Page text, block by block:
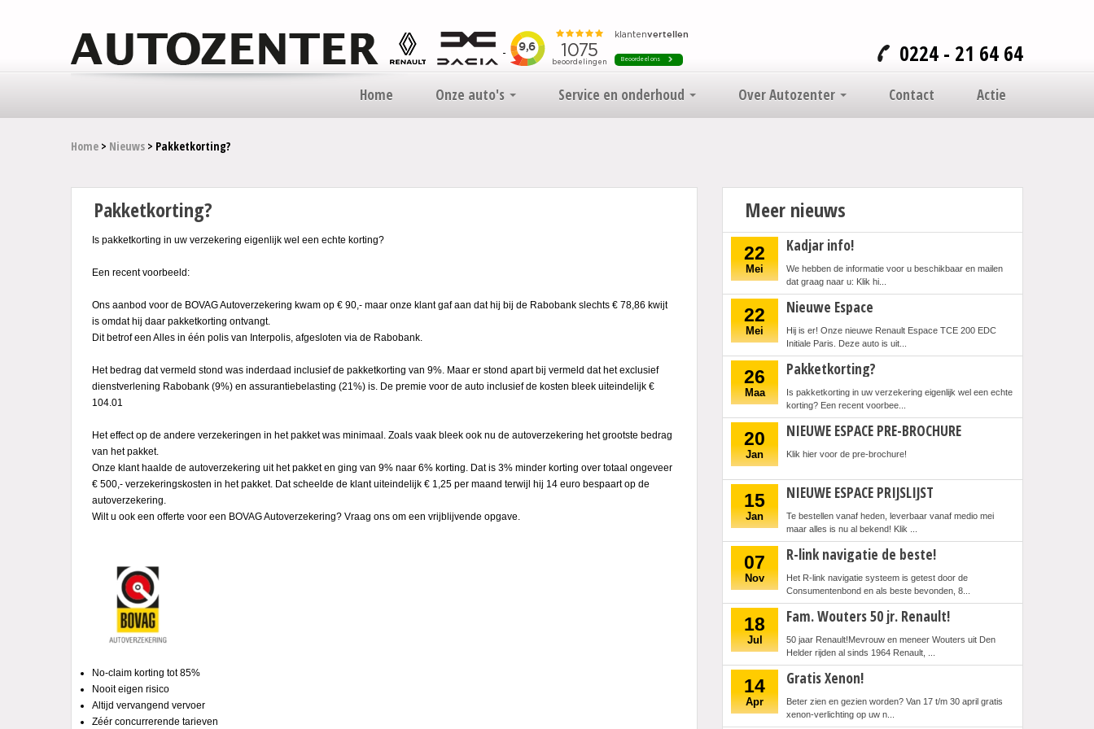
0224 - 21 64 64
Home Onze auto's Service en onderhoud Over Autozenter Contact Actie
Home > Nieuws > Pakketkorting?
Pakketkorting?
Is pakketkorting in uw verzekering eigenlijk wel een echte korting?
Een recent voorbeeld:
Ons aanbod voor de BOVAG Autoverzekering kwam op € 90,- maar onze klant gaf aan dat hij bij de Rabobank slechts € 78,86 kwijt
is omdat hij daar pakketkorting ontvangt.
Dit betrof een Alles in één polis van Interpolis, afgesloten via de Rabobank.
Het bedrag dat vermeld stond was inderdaad inclusief de pakketkorting van 9%. Maar er stond apart bij vermeld dat het exclusief
dienstverlening Rabobank (9%) en assurantiebelasting (21%) is. De premie voor de auto inclusief de kosten bleek uiteindelijk €
104.01
Het effect op de andere verzekeringen in het pakket was minimaal. Zoals vaak bleek ook nu de autoverzekering het grootste bedrag
van het pakket.
Onze klant haalde de autoverzekering uit het pakket en ging van 9% naar 6% korting. Dat is 3% minder korting over totaal ongeveer
€ 500,- verzekeringskosten in het pakket. Dat scheelde de klant uiteindelijk € 1,25 per maand terwijl hij 14 euro bespaart op de
autoverzekering.
Wilt u ook een offerte voor een BOVAG Autoverzekering? Vraag ons om een vrijblijvende opgave.
No-claim korting tot 85%
Nooit eigen risico
Altijd vervangend vervoer
Zéér concurrerende tarieven
Meer nieuws
22
Mei
Kadjar info!
We hebben de informatie voor u beschikbaar en mailen
dat graag naar u: Klik hi...
22
Mei
Nieuwe Espace
Hij is er! Onze nieuwe Renault Espace TCE 200 EDC
Initiale Paris. Deze auto is uit...
26
Maa
Pakketkorting?
Is pakketkorting in uw verzekering eigenlijk wel een echte
korting? Een recent voorbee...
20
Jan
NIEUWE ESPACE PRE-BROCHURE
Klik hier voor de pre-brochure!
15
Jan
NIEUWE ESPACE PRIJSLIJST
Te bestellen vanaf heden, leverbaar vanaf medio mei
maar alles is nu al bekend! Klik ...
07
Nov
R-link navigatie de beste!
Het R-link navigatie systeem is getest door de
Consumentenbond en als beste bevonden, 8...
18
Jul
Fam. Wouters 50 jr. Renault!
50 jaar Renault!Mevrouw en meneer Wouters uit Den
Helder rijden al sinds 1964 Renault, ...
14
Apr
Gratis Xenon!
Beter zien en gezien worden? Van 17 t/m 30 april gratis
xenon-verlichting op uw n...